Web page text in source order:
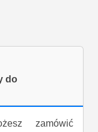
do
zamówić